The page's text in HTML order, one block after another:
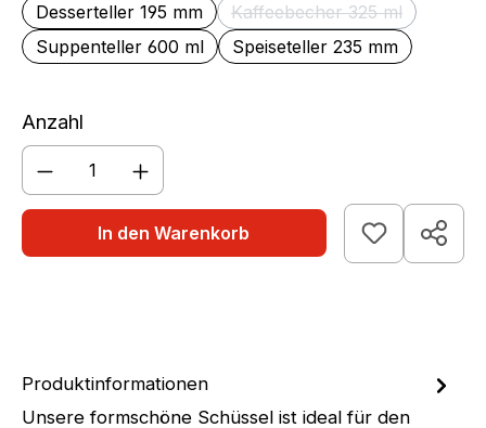
Desserteller 195 mm
Kaffeebecher 325 ml
(Diese Option ist
Suppenteller 600 ml Speiseteller 235 mm
Anzahl
Produkt Anzahl: Gib den gewünschten
In den Warenkorb
Produktinformationen
Unsere formschöne Schüssel ist ideal für den